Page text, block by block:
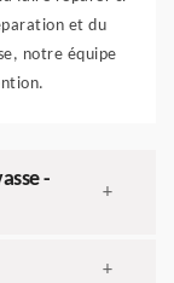
et du
notre équipe
-
+
+